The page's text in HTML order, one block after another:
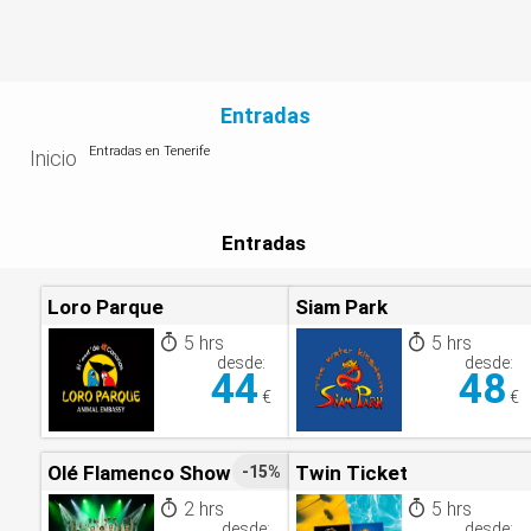
Entradas
Inicio
Entradas en Tenerife
Entradas
Loro Parque
5 hrs
desde:
44 €
Siam Park
5 hrs
desde:
48 €
Olé Flamenco Show -15%
2 hrs
Twin Ticket
5 hrs